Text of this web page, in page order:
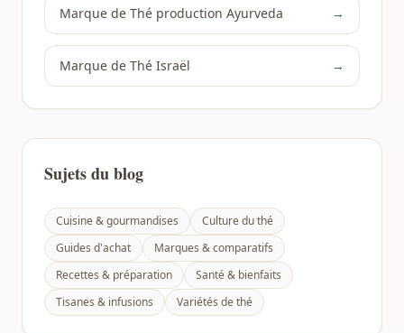
Marque de Thé production Ayurveda →
Marque de Thé Israël →
Sujets du blog
Cuisine & gourmandises
Culture du thé
Guides d'achat
Marques & comparatifs
Recettes & préparation
Santé & bienfaits
Tisanes & infusions
Variétés de thé